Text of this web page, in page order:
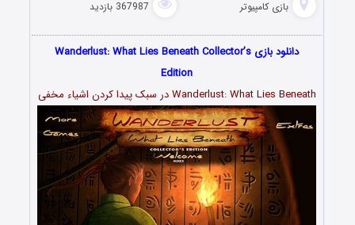
بازی کامپیوتر 367987 بازدید
دانلود بازی Wanderlust: What Lies Beneath Collector’s
Edition
Wanderlust: What Lies Beneath در سبک پیدا کردن اشیاء مخفی